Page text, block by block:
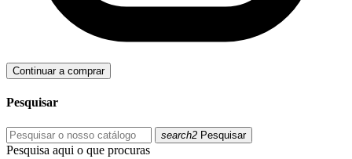
Continuar a comprar
Pesquisar
search2 Pesquisar
Pesquisa aqui o que procuras